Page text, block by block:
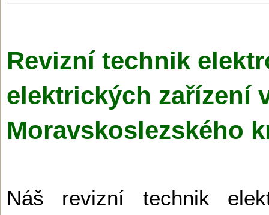
Revizní technik
elektrických zařízení
Moravskoslezské­ho
Náš revizní technik